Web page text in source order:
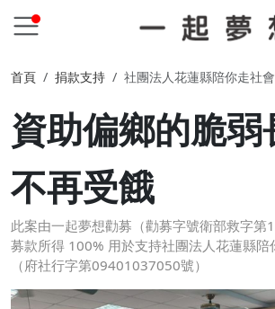
首頁 捐款支持 社團法人花蓮縣陪你走社
資助偏鄉的脆弱
不再受餓
此案由一起夢想勸募（勸募字號衛部救字第
募款所得 100% 用於支持社團法人花蓮縣陪
（府社行字第09401037050號）